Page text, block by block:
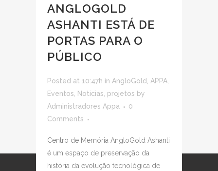
ANGLOGOLD
ASHANTI ESTÁ DE
PORTAS PARA O
PÚBLICO
Posted at 10:47h in AngloGold APPA
Eventos
Noticias projetos by
Administradores Appa
0
Comments
Centro de Memória AngloGold Ashanti
é um espaço de preservação da
história da evolução tecnológica de